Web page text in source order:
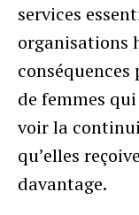
services
organisations
de femmes
voir la
qu’elles
davantage.